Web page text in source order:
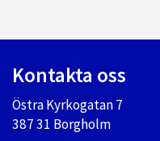
Kontakta oss
Östra Kyrkogatan 7
387 31 Borgholm